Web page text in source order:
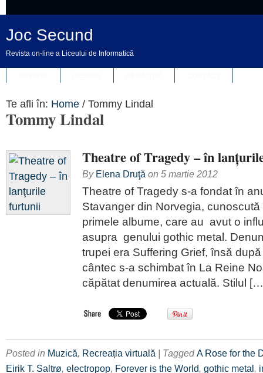
Joc Secund
Revista on-line a Liceului de Informatică
Te afli în: Home / Tommy Lindal
Tommy Lindal
Theatre of Tragedy – în
By Elena Druţă on 5 martie 2012
Theatre of Tragedy s-a fondat în
Stavanger din Norvegia,
primele albume, care au avut o
asupra genului gothic metal.
trupei era Suffering Grief, însă
cântec s-a schimbat în La Reine
căpătat denumirea actuală. Stilul
Posted in Muzică, Recreația virtuală | TaggedA Rose for the
Eirik T. Saltrø, electropop, Forever is the World, gothic metal,